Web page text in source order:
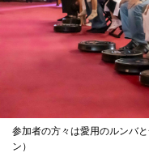
参加者の方々は愛用のルンバ
ン）